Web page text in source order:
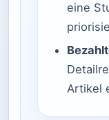
eine
Artikel